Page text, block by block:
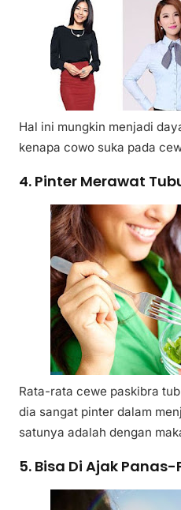
Hal ini mungkin menjadi
kenapa cowo suka pada
4. Pinter Merawat
Rata-rata cewe paskibra
dia sangat pinter dalam
satunya adalah dengan
5. Bisa Di Ajak